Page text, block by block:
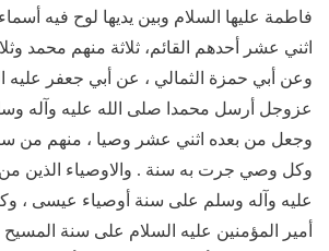
فاطمة عليها السلام وبين يديها لوح فيه
وعن أبي حمزة الثمالي ، عن أبي جعفر عليه
عزوجل أرسل محمدا صلى الله عليه وآله
وجعل من بعده اثني عشر وصيا ، منهم من
وكل وصي جرت به سنة . والاوصياء الذين
عليه وآله وسلم على سنة أوصياء عيسى ،